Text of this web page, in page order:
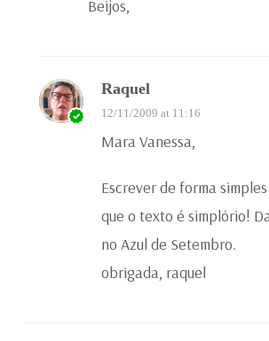
Beijos,
Raquel
12/11/2009 at 11:16
Mara Vanessa,
Escrever de forma
que o texto é simplório!
no Azul de Setembro.
obrigada, raquel